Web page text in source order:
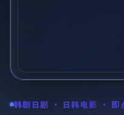
韩剧日剧 · 日韩电影 · 即